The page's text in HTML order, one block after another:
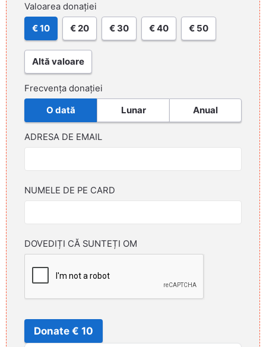
Valoarea donației
€ 10 € 20 € 30 € 40 € 50
Altă valoare
Frecvența donației
O dată Lunar Anual
ADRESA DE EMAIL
NUMELE DE PE CARD
DOVEDIȚI CĂ SUNTEȚI OM
Donate € 10